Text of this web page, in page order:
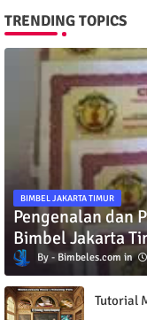
TRENDING TOPICS
BIMBEL JAKARTA TIMUR
Pengenalan dan
Bimbel Jakarta
Bimbeles.com
Tutorial